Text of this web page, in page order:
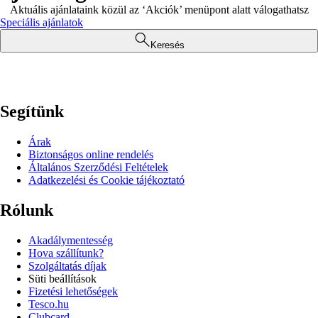
Aktuális ajánlataink közül az ‘Akciók’ menüpont alatt válogathatsz
Speciális ajánlatok
Keresés
Segítünk
Árak
Biztonságos online rendelés
Általános Szerződési Feltételek
Adatkezelési és Cookie tájékoztató
Rólunk
Akadálymentesség
Hova szállítunk?
Szolgáltatás díjak
Süti beállítások
Fizetési lehetőségek
Tesco.hu